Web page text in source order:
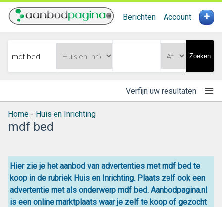
Berichten Account +
Zoeken
Verfijn uw resultaten
Home - Huis en Inrichting
mdf bed
Hier zie je het aanbod van advertenties met mdf bed te
koop in de rubriek Huis en Inrichting. Plaats zelf ook een
advertentie met als onderwerp mdf bed. Aanbodpagina.nl
is een online marktplaats waar je zelf te koop of gezocht